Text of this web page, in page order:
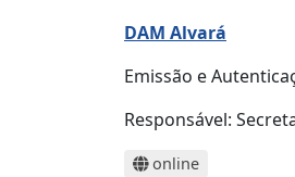
DAM Alvará
Emissão e
Responsável:
online